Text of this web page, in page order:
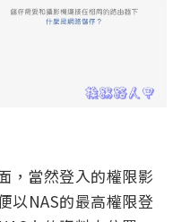
，當然登入的權限影
以NAS的最高權限登